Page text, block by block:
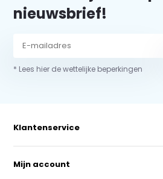
nieuwsbrief!
* Lees hier de wettelijke beperkingen
Klantenservice
Mijn account